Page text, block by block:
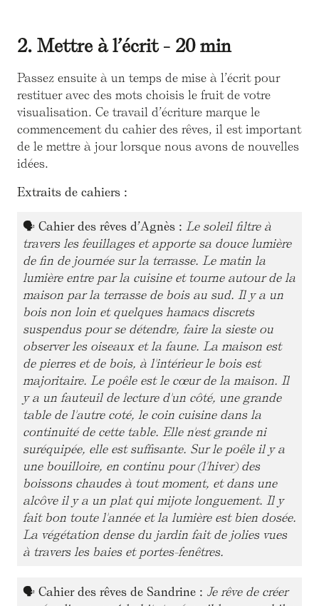
2. Mettre à l’écrit - 20 min
Passez ensuite à un temps de mise à l’écrit pour
restituer avec des mots choisis le fruit de votre
visualisation. Ce travail d’écriture marque le
commencement du cahier des rêves, il est important
de le mettre à jour lorsque nous avons de nouvelles
idées.
Extraits de cahiers :
🗣 Cahier des rêves d’Agnès : Le soleil filtre à
travers les feuillages et apporte sa douce lumière
de fin de journée sur la terrasse. Le matin la
lumière entre par la cuisine et tourne autour de la
maison par la terrasse de bois au sud. Il y a un
bois non loin et quelques hamacs discrets
suspendus pour se détendre, faire la sieste ou
observer les oiseaux et la faune. La maison est
de pierres et de bois, à l'intérieur le bois est
majoritaire. Le poêle est le cœur de la maison. Il
y a un fauteuil de lecture d'un côté, une grande
table de l'autre coté, le coin cuisine dans la
continuité de cette table. Elle n'est grande ni
suréquipée, elle est suffisante. Sur le poêle il y a
une bouilloire, en continu pour (l'hiver) des
boissons chaudes à tout moment, et dans une
alcôve il y a un plat qui mijote longuement. Il y
fait bon toute l'année et la lumière est bien dosée.
La végétation dense du jardin fait de jolies vues
à travers les baies et portes-fenêtres.
🗣 Cahier des rêves de Sandrine : Je rêve de créer